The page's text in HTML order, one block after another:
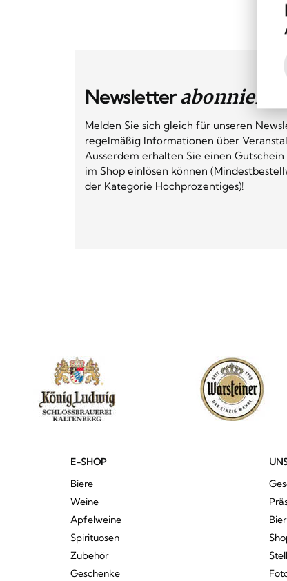
Newsletterabonnieren
Melden Sie sich gleich für unseren
regelmäßig Informationen über
Ausserdem erhalten Sie einen Gutschein
im Shop einlösen können
der Kategorie Hochprozentiges)!
E-SHOP
Biere
Weine
Apfelweine
Spirituosen
Zubehör
Geschenke